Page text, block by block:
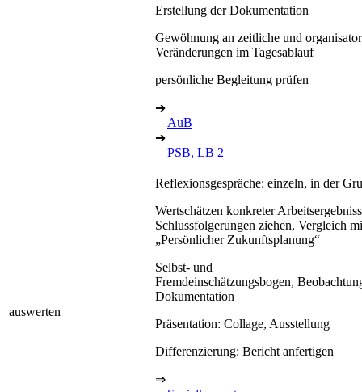
Erstellung der Dokumentation
Gewöhnung an zeitliche und
Veränderungen im Tagesablauf
persönliche Begleitung prüfen
➔
AuB
➔
PSB, LB 2
auswerten
Reflexionsgespräche: einzeln, in der
Wertschätzen konkreter
Schlussfolgerungen ziehen, Vergleich
„Persönlicher Zukunftsplanung“
Selbst- und
Fremdeinschätzungsbogen,
Dokumentation
Präsentation: Collage, Ausstellung
Differenzierung: Bericht anfertigen
⇒